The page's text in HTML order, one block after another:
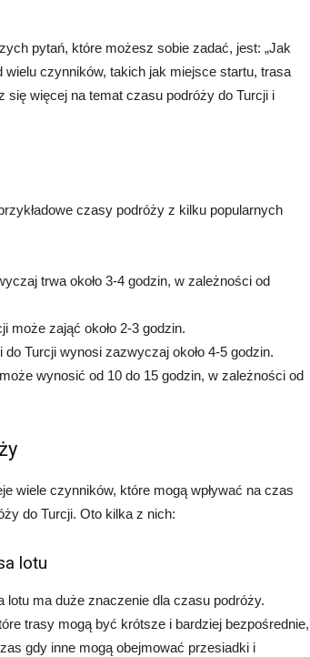
pytań, które możesz sobie zadać, jest: „Jak
wielu czynników, takich jak miejsce startu, trasa
się więcej na temat czasu podróży do Turcji i
czasy podróży z kilku popularnych
trwa około 3-4 godzin, w zależności od
może zająć około 2-3 godzin.
Turcji wynosi zazwyczaj około 4-5 godzin.
wynosić od 10 do 15 godzin, w zależności od
wiele czynników, które mogą wpływać na czas
do Turcji. Oto kilka z nich:
lotu
lotu ma duże znaczenie dla czasu podróży.
trasy mogą być krótsze i bardziej bezpośrednie,
gdy inne mogą obejmować przesiadki i